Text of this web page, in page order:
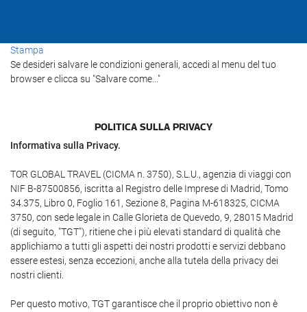
Stampa
Se desideri salvare le condizioni generali, accedi al menu del tuo
browser e clicca su "Salvare come..."
POLITICA SULLA PRIVACY
Informativa sulla Privacy.
TOR GLOBAL TRAVEL (CICMA n. 3750), S.L.U., agenzia di viaggi con
NIF B-87500856, iscritta al Registro delle Imprese di Madrid, Tomo
34.375, Libro 0, Foglio 161, Sezione 8, Pagina M-618325, CICMA
3750, con sede legale in Calle Glorieta de Quevedo, 9, 28015 Madrid
(di seguito, "TGT"), ritiene che i più elevati standard di qualità che
applichiamo a tutti gli aspetti dei nostri prodotti e servizi debbano
essere estesi, senza eccezioni, anche alla tutela della privacy dei
nostri clienti.
Per questo motivo, TGT garantisce che il proprio obiettivo non è